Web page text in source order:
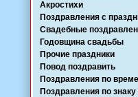
Акростихи
Поздравления с
Свадебные
Годовщина свадьбы
Прочие праздники
Повод поздравить
Поздравления по
Поздравления по знаку